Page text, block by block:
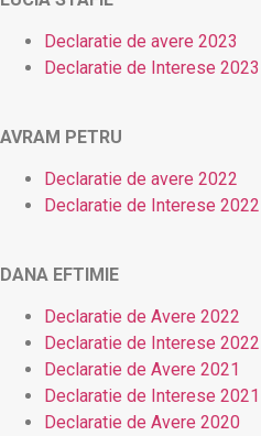
Declaratie de avere 2023
Declaratie de Interese 2023
AVRAM PETRU
Declaratie de avere 2022
Declaratie de Interese 2022
DANA EFTIMIE
Declaratie de Avere 2022
Declaratie de Interese 2022
Declaratie de Avere 2021
Declaratie de Interese 2021
Declaratie de Avere 2020